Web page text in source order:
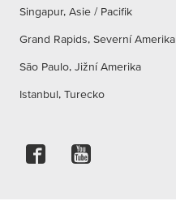
Singapur, Asie / Pacifik
Grand Rapids, Severní Amerika
São Paulo, Jižní Amerika
Istanbul, Turecko